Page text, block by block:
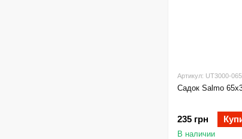
Артикул: UT3000-065
Садок Salmo
235 грн
В наличии